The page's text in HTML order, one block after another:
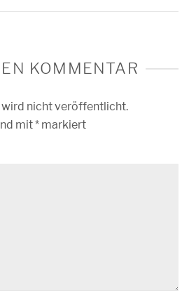
KOMMENTAR
nicht veröffentlicht.
mit* markiert